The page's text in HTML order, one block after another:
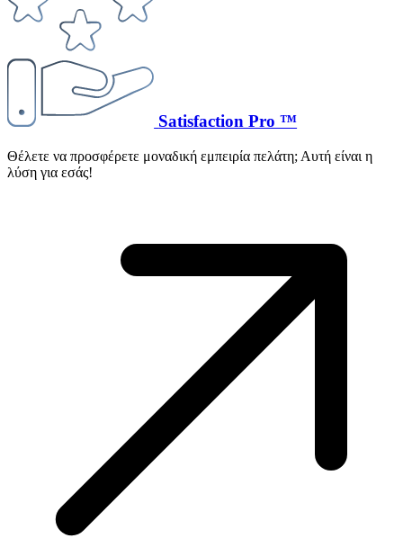
Satisfaction Pro ™
Θέλετε να προσφέρετε μοναδική εμπειρία πελάτη; Αυτή είναι η
λύση για εσάς!